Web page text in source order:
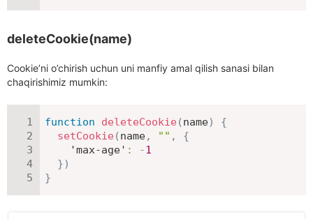
deleteCookie(name)
Cookie’ni o’chirish uchun uni manfiy amal qilish sanasi bilan
chaqirishimiz mumkin:
function deleteCookie (name)
{
setCookie (name, "" ,
{
'max-age' : -1
})
}